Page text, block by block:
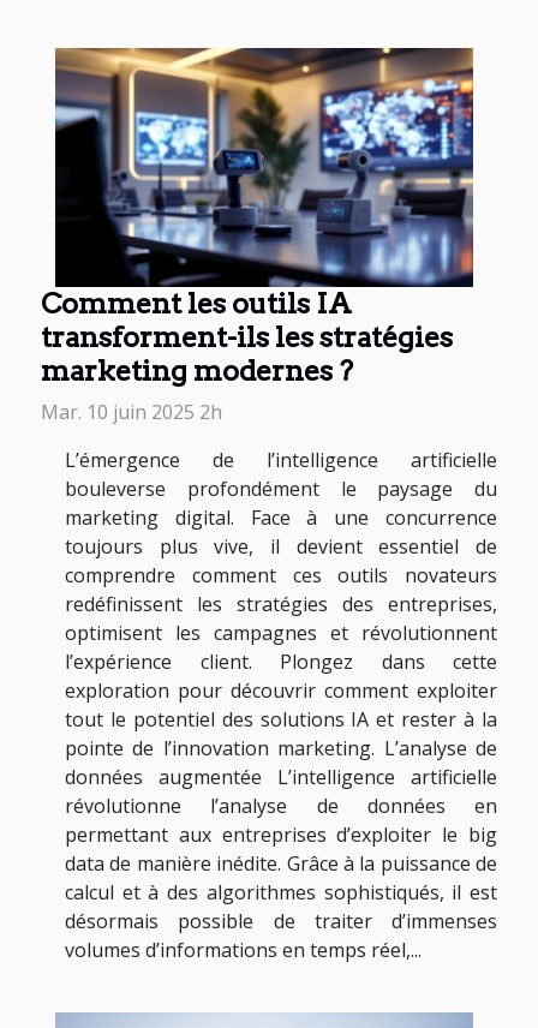
Comment les outils IA
transforment-ils les stratégies
marketing modernes ?
Mar. 10 juin 2025 2h
L’émergence de l’intelligence artificielle
bouleverse profondément le paysage du
marketing digital. Face à une concurrence
toujours plus vive, il devient essentiel de
comprendre comment ces outils novateurs
redéfinissent les stratégies des entreprises,
optimisent les campagnes et révolutionnent
l’expérience client. Plongez dans cette
exploration pour découvrir comment exploiter
tout le potentiel des solutions IA et rester à la
pointe de l’innovation marketing. L’analyse de
données augmentée L’intelligence artificielle
révolutionne l’analyse de données en
permettant aux entreprises d’exploiter le big
data de manière inédite. Grâce à la puissance de
calcul et à des algorithmes sophistiqués, il est
désormais possible de traiter d’immenses
volumes d’informations en temps réel,...